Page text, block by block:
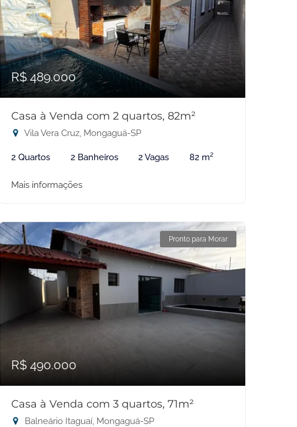
R$ 489.000
Casa à Venda com 2 quartos, 82m²
Vila Vera Cruz, Mongaguá-SP
2 Quartos 2 Banheiros 2 Vagas 82 m²
Mais informações
Pronto para Morar
R$ 490.000
Casa à Venda com 3 quartos, 71m²
Balneário Itaguaí, Mongaguá-SP